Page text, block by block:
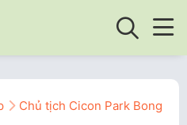
Chủ tịch Cicon Park Bong-